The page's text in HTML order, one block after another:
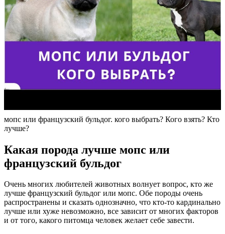
мопс или французский бульдог. кого выбрать? Кого взять? Кто
лучше?
Какая порода лучше мопс или
французский бульдог
Очень многих любителей животных волнует вопрос, кто же
лучше французский бульдог или мопс. Обе породы очень
распространены и сказать однозначно, что кто-то кардинально
лучше или хуже невозможно, все зависит от многих факторов
и от того, какого питомца человек желает себе завести.